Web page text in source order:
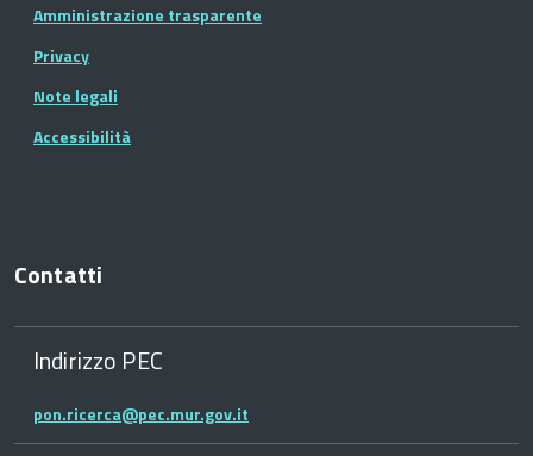
Amministrazione trasparente
Privacy
Note legali
Accessibilità
Contatti
Indirizzo PEC
pon.ricerca@pec.mur.gov.it